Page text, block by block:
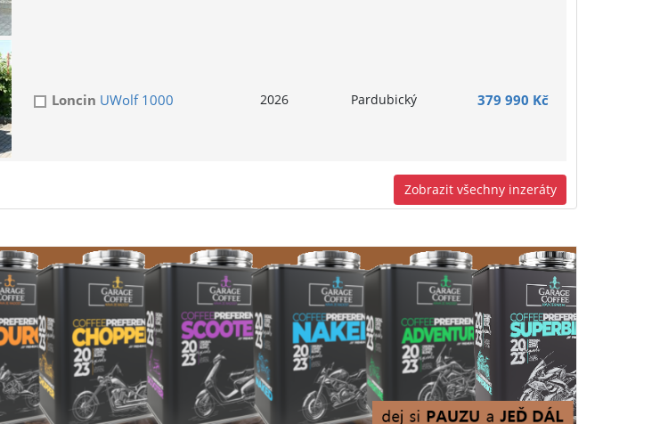
Loncin UWolf 1000 2026 Pardubický 379 990 Kč
Zobrazit všechny inzeráty